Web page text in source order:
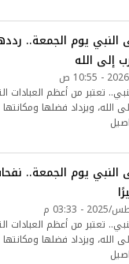
يوم الجمعة..
إلى الله
تعتبر من أعظم العبادات
الله، ويزداد فضلها
النبي يوم الجمعة..
تعتبر من أعظم العبادات
الله، ويزداد فضلها